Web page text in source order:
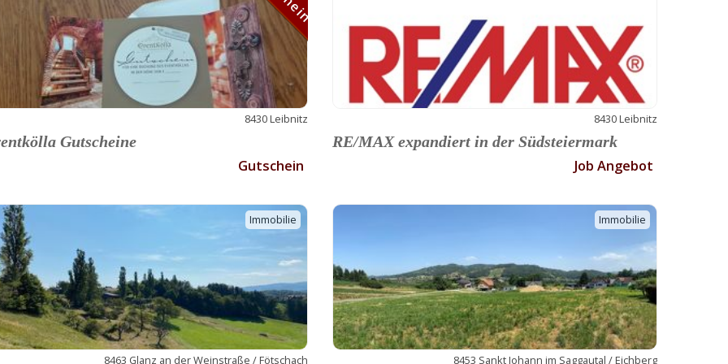
8430 Leibnitz
Gutscheine
Gutschein
8430 Leibnitz
RE/MAX expandiert in der Südsteiermark
Job Angebot
Immobilie
8463 Glanz an der Weinstraße / Fötschach
Immobilie
8453 Sankt Johann im Saggautal / Eichberg